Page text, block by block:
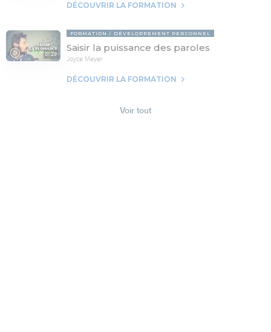
DÉCOUVRIR LA FORMATION
01:29
FORMATION DÉVELOPPEMENT PERSONNEL
Saisir la puissance des paroles
Joyce Meyer
DÉCOUVRIR LA FORMATION
Voir tout